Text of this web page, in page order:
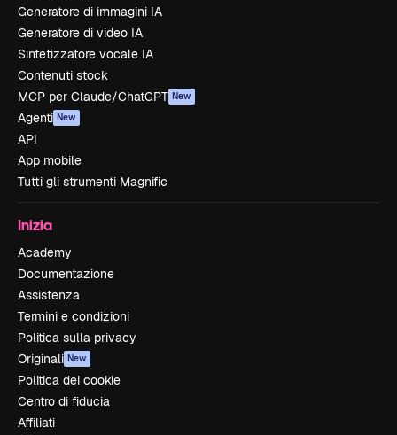
Generatore di immagini IA
Generatore di video IA
Sintetizzatore vocale IA
Contenuti stock
MCP per Claude/ChatGPT New
Agenti New
API
App mobile
Tutti gli strumenti Magnific
Inizia
Academy
Documentazione
Assistenza
Termini e condizioni
Politica sulla privacy
Originali New
Politica dei cookie
Centro di fiducia
Affiliati